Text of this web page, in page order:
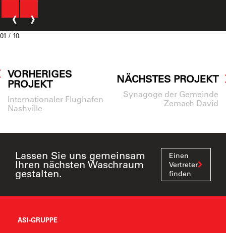
01 / 10
‹ ›
NÄCHSTES PROJEKT
Synagoge der Gemeinde
Zemach David
VORHERIGES
PROJEKT
Internationaler Flughafen
Nashville
Lassen Sie uns gemeinsam
Ihren nächsten Waschraum
gestalten.
Einen
Vertreter
finden
ASI-GRUPPE